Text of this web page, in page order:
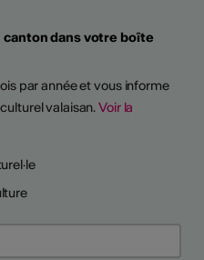
dans votre boîte
par année et vous informe
valaisan.Voir la